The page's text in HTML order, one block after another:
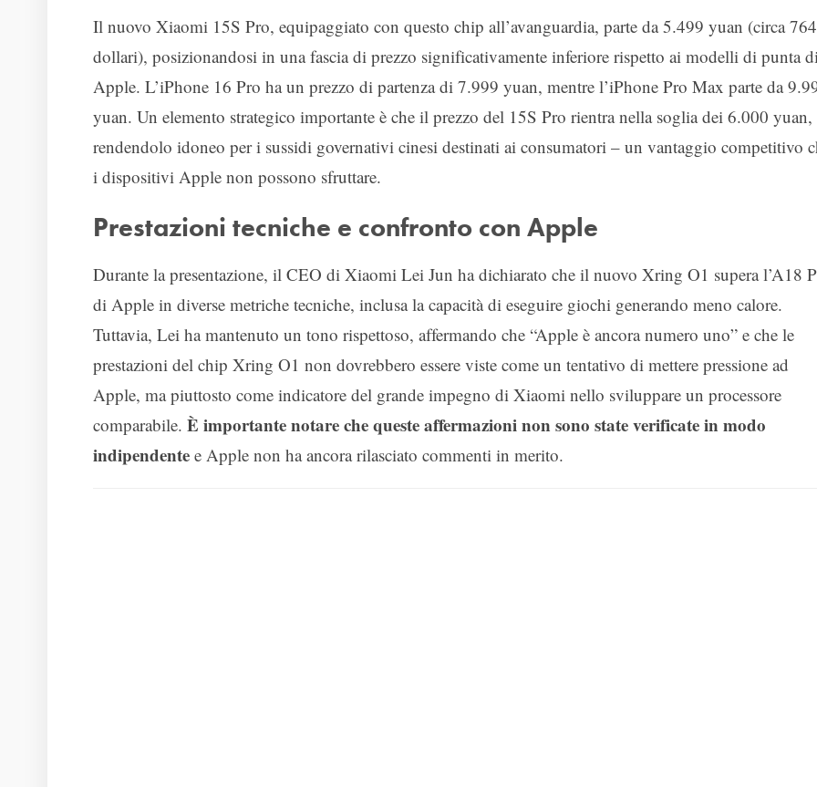
Il nuovo Xiaomi 15S Pro, equipaggiato con questo chip all’avanguardia, parte da 5.499 yuan (circa 764
dollari), posizionandosi in una fascia di prezzo significativamente inferiore rispetto ai modelli di punta
Apple. L’iPhone 16 Pro ha un prezzo di partenza di 7.999 yuan, mentre l’iPhone Pro Max parte da
yuan. Un elemento strategico importante è che il prezzo del 15S Pro rientra nella soglia dei 6.000 yuan,
rendendolo idoneo per i sussidi governativi cinesi destinati ai consumatori – un vantaggio competitivo
i dispositivi Apple non possono sfruttare.
Prestazioni tecniche e confronto con Apple
Durante la presentazione, il CEO di Xiaomi Lei Jun ha dichiarato che il nuovo Xring O1 supera l’A18
di Apple in diverse metriche tecniche, inclusa la capacità di eseguire giochi generando meno calore.
Tuttavia, Lei ha mantenuto un tono rispettoso, affermando che “Apple è ancora numero uno” e che le
prestazioni del chip Xring O1 non dovrebbero essere viste come un tentativo di mettere pressione ad
Apple, ma piuttosto come indicatore del grande impegno di Xiaomi nello sviluppare un processore
comparabile. È importante notare che queste affermazioni non sono state verificate in modo
indipendente e Apple non ha ancora rilasciato commenti in merito.